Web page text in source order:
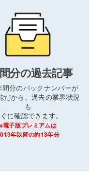
分の過去記事
間分のバックナンバーが
だから、過去の業界状況
も
に確認できます。
※電子版プレミアムは
年以降の約13年分